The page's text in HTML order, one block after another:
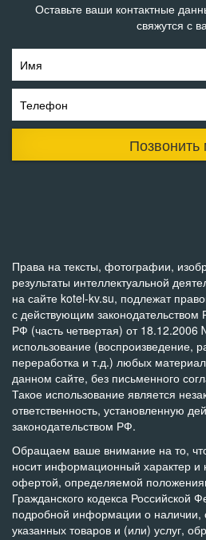
Оставьте ваши контактные
свяжутся с
Имя
Телефон
Позвонить
Права на тексты, фотографии,
результаты интеллектуальной
на сайте kotel-kv.su, подлежат
с действующим
РФ (часть четвертая) от
использование (воспроизведение,
переработка и т.д.) любых
данном сайте, без письменного
Такое использование является
ответственность, установленную
законодательством РФ.
Обращаем ваше внимание на то,
носит информационный характер и
офертой, определяемой
Гражданского кодекса Российской
подробной информации о наличии,
указанных товаров и (или) услуг,